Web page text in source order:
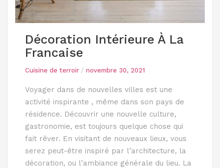
Décoration Intérieure À La
Francaise
Cuisine de terroir / novembre 30, 2021
Voyager dans de nouvelles villes est une
activité inspirante , même dans son pays de
résidence. Découvrir une nouvelle culture,
gastronomie, est toujours quelque chose qui
fait rêver. En visitant de nouveaux lieux, vous
serez peut-être inspiré par l’architecture, la
décoration, ou l’ambiance générale du lieu. La